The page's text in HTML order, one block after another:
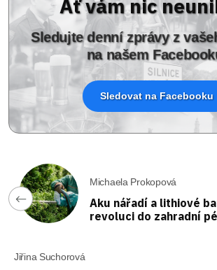
Ať vám nic
Sledujte denní zprávy z
na našem
Sledovat na Facebooku
Michaela Prokopová
Aku nářadí a lithiové
revoluci do zahradní
Jiřina Suchorová